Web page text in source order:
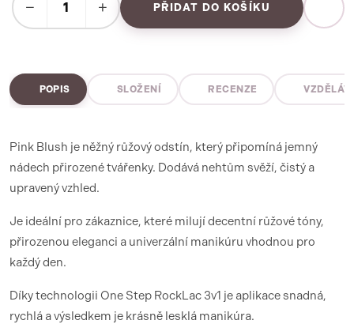
− + PŘIDAT DO KOŠÍKU
POPIS SLOŽENÍ RECENZE
Pink Blush je něžný růžový odstín, který připomíná jemný
nádech přirozené tvářenky. Dodává nehtům svěží, čistý a
upravený vzhled.
Je ideální pro zákaznice, které milují decentní růžové tóny,
přirozenou eleganci a univerzální manikúru vhodnou pro
každý den.
Díky technologii One Step RockLac 3v1 je aplikace snadná,
rychlá a výsledkem je krásně lesklá manikúra.